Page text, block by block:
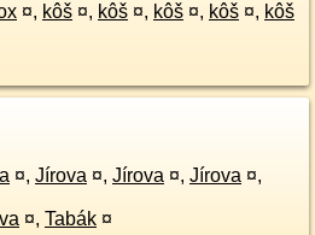
¤, kôš ¤, kôš ¤, kôš ¤, kôš ¤, kôš
¤, Jírova ¤, Jírova ¤, Jírova ¤,
¤, Tabák ¤